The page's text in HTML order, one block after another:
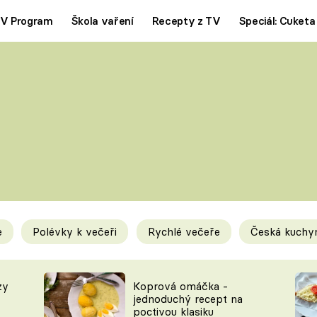
Program Škola vaření Recepty z TV Speciál: Cuketa
Tipy a triky
KAM ZA JÍDLEM
Polévky k večeři Rychlé večeře Česká
Koprová omáčka -
jednoduchý recept na
poctivou klasiku